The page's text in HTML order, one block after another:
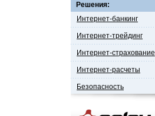
Решения:
Интернет-банкинг
Интернет-трейдинг
Интернет-страхование
Интернет-расчеты
Безопасность